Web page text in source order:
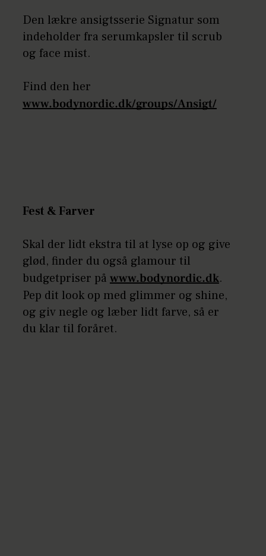
Den lækre ansigtsserie Signatur som
indeholder fra serumkapsler til scrub
og face mist.
Find den her
www.bodynordic.dk/groups/Ansigt/
Fest & Farver
Skal der lidt ekstra til at lyse op og give
glød, finder du også glamour til
budgetpriser på www.bodynordic.dk.
Pep dit look op med glimmer og shine,
og giv negle og læber lidt farve, så er
du klar til foråret.